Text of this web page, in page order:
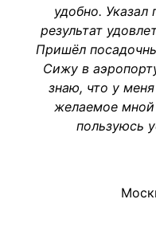
удобно. Указал
результат
Пришёл
Сижу в
знаю, что у
желаемое мной
пользуюсь